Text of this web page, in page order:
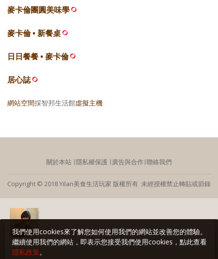
麥卡倫團圓美味學
麥卡倫 • 新餐桌
日日餐餐 • 麥卡倫
居心誌
網站空間採智邦生活館虛擬主機
關於本站 ∣隱私權保護 ∣ 廣告與合作∣聯絡我們
Copyright © 2018 Yilan美食生活玩家 版權所有 未經授權禁止轉貼或節錄
我們使用cookies來了解您如何使用我們的網站並改善您的體驗。
繼續使用我們的網站，即表示您接受我們使用cookies，點此查看
隱私政策。